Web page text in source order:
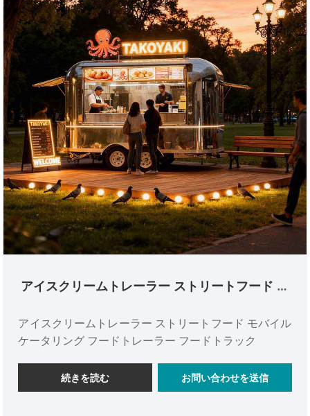
アイスクリームトレーラー ストリートフード モ
ラック
アイスクリームトレーラー ストリートフード モバイル
ケータリング フードトレーラー フードトラック
続きを読む お問い合わせを送信